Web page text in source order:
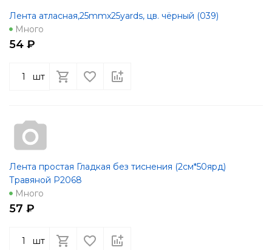
Лента атласная,25mmx25yards, цв. чёрный (039)
Много
54 ₽
шт
Лента простая Гладкая без тиснения (2см*50ярд)
Травяной Р2068
Много
57 ₽
шт